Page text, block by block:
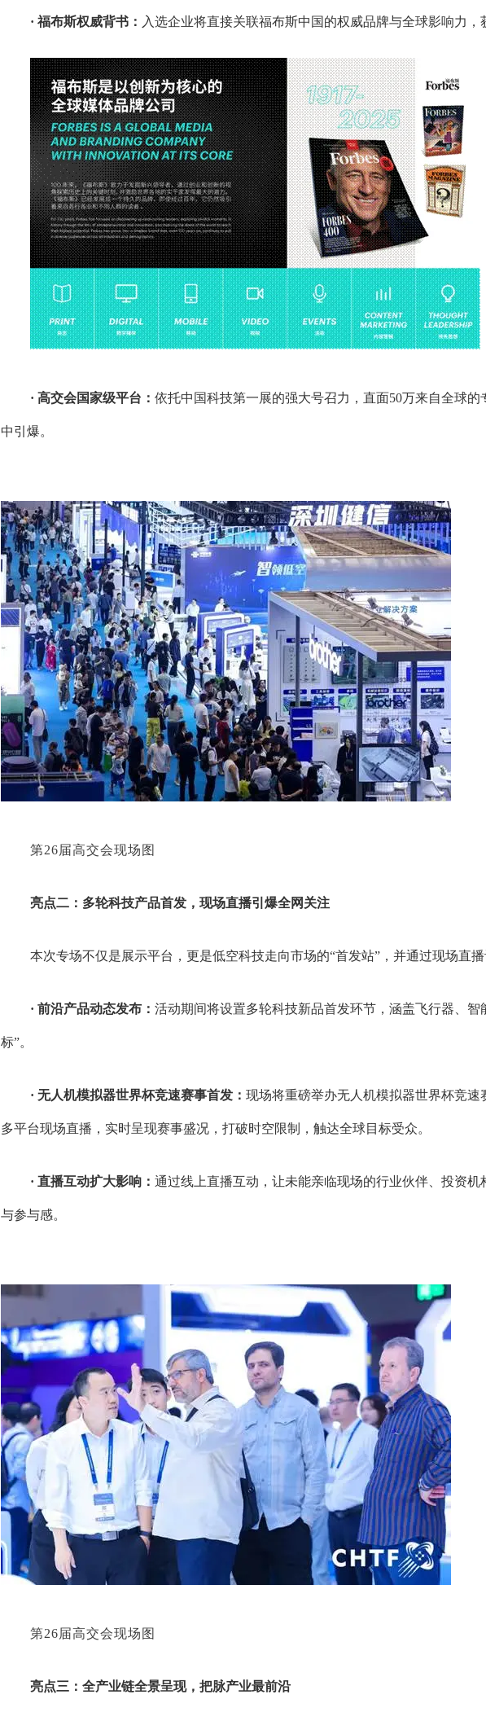
· 福布斯权威背书： 入选企业将直接关联福布斯中国的权威品牌与全球影响力，
· 高交会国家级平台： 依托中国科技第一展的强大号召力，直面50万来自全球的
中引爆。
第26届高交会现场图
亮点二：多轮科技产品首发，现场直播引爆全网关注
本次专场不仅是展示平台，更是低空科技走向市场的“首发站”，并通过现场直播
· 前沿产品动态发布： 活动期间将设置多轮科技新品首发环节，涵盖飞行器、
标”。
· 无人机模拟器世界杯竞速赛事首发： 现场将重磅举办无人机模拟器世界杯竞速
多平台现场直播，实时呈现赛事盛况，打破时空限制，触达全球目标受众。
· 直播互动扩大影响： 通过线上直播互动，让未能亲临现场的行业伙伴、投资
与参与感。
第26届高交会现场图
亮点三：全产业链全景呈现，把脉产业最前沿